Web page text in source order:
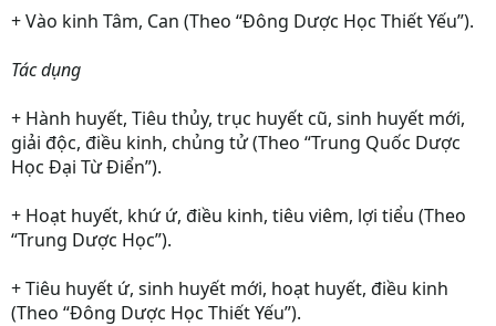
+ Vào kinh Tâm, Can (Theo “Đông Dược Học Thiết Yếu”).
Tác dụng
+ Hành huyết, Tiêu thủy, trục huyết cũ, sinh huyết mới,
giải độc, điều kinh, chủng tử (Theo “Trung Quốc Dược
Học Đại Từ Điển”).
+ Hoạt huyết, khứ ứ, điều kinh, tiêu viêm, lợi tiểu (Theo
“Trung Dược Học”).
+ Tiêu huyết ứ, sinh huyết mới, hoạt huyết, điều kinh
(Theo “Đông Dược Học Thiết Yếu”).